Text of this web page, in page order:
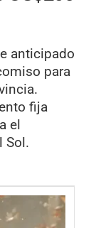
anticipado
para
fija
el
Sol.